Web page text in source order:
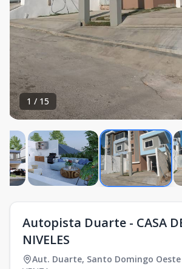
1 / 15
Autopista Duarte - CASA
NIVELES
Aut. Duarte, Santo Domingo Oeste